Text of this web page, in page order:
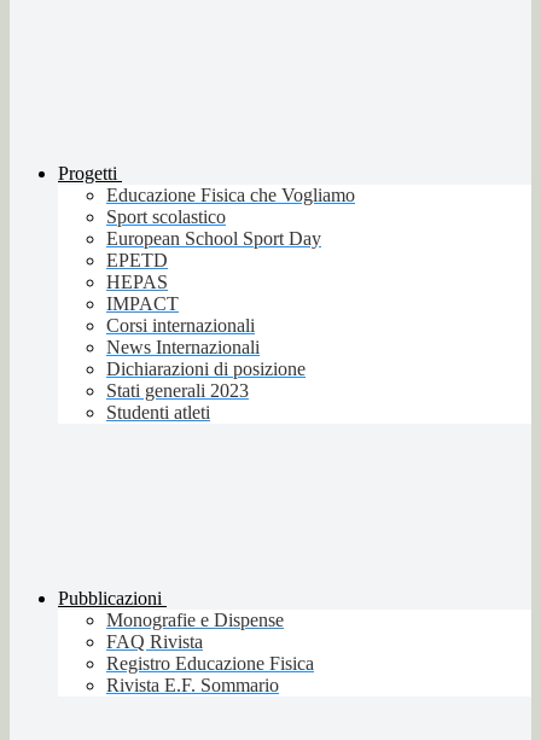
Progetti
Educazione Fisica che Vogliamo
Sport scolastico
European School Sport Day
EPETD
HEPAS
IMPACT
Corsi internazionali
News Internazionali
Dichiarazioni di posizione
Stati generali 2023
Studenti atleti
Pubblicazioni
Monografie e Dispense
FAQ Rivista
Registro Educazione Fisica
Rivista E.F. Sommario